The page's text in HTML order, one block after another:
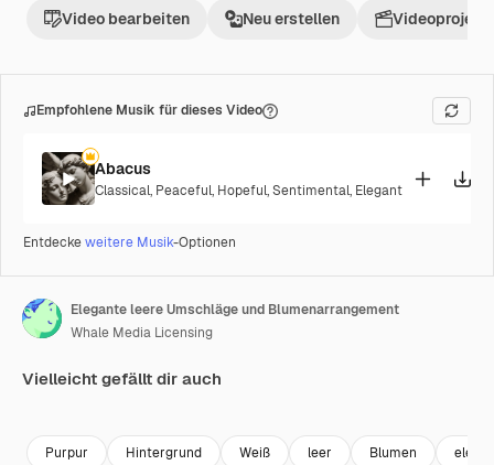
Video bearbeiten Neu erstellen Videoprojekt
Empfohlene Musik für dieses Video
Abacus
Classical, Peaceful, Hopeful,Sentimental, Elegant
Entdeckeweitere Musik-Optionen
Elegante leere Umschläge und Blumenarrangement
Whale Media Licensing
Vielleicht gefällt dir auch
Purpur Hintergrund Weiß leer Blumen